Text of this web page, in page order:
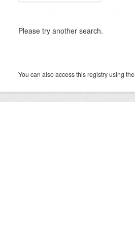
Please try another search.
You can also access this registry using the